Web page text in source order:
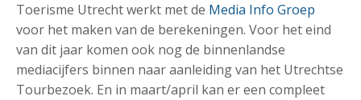
Toerisme Utrecht werkt met de Media Info Groep
voor het maken van de berekeningen. Voor het eind
van dit jaar komen ook nog de binnenlandse
mediacijfers binnen naar aanleiding van het Utrechtse
Tourbezoek. En in maart/april kan er een compleet